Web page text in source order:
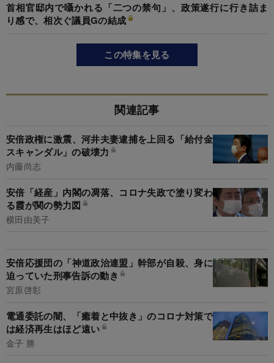
首相官邸内で囁かれる「二つの禁句」、政策遂行に行き詰ま
り感で、相次ぐ議員Gの結成
この特集を見る
関連記事
安倍政権に激震、河井夫妻逮捕を上回る「給付金
スキャンダル」の破壊力
内藤尚志
安倍「経産」内閣の凋落、コロナ失政で塗り変わ
る霞が関の勢力図
横田由美子
安倍応援団の「神道政治連盟」幹部が自殺、身に
迫っていた刑事告訴の動き
宮原啓彰
電通委託の闇、「癒着と中抜き」のコロナ対策で
は経済再生はほど遠い
金子 勝